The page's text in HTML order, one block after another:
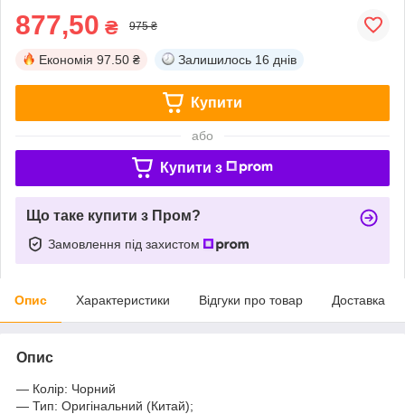
877,50 ₴ 975 ₴
Економія 97.50 ₴ Залишилось 16 днів
Купити
або
Купити з
Що таке купити з Пром?
Замовлення під захистом
Опис Характеристики Відгуки про товар Доставка
Опис
― Колір: Чорний
― Тип: Оригінальний (Китай);